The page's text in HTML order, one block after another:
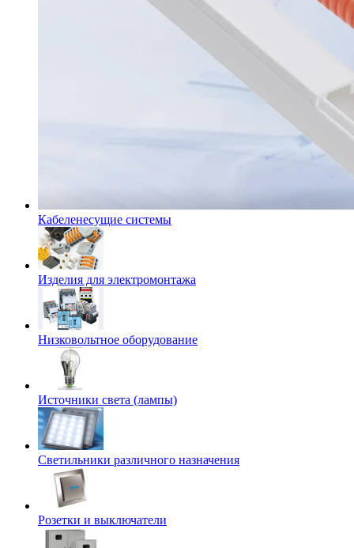
Кабеленесущие системы
Изделия для электромонтажа
Низковольтное оборудование
Источники света (лампы)
Светильники различного назначения
Розетки и выключатели